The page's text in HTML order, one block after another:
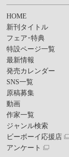
HOME
新刊タイトル
フェア･特典
特設ページ一覧
最新情報
発売カレンダー
SNS一覧
原稿募集
動画
作家一覧
ジャンル検索
ビーボーイ応援店
アンケート